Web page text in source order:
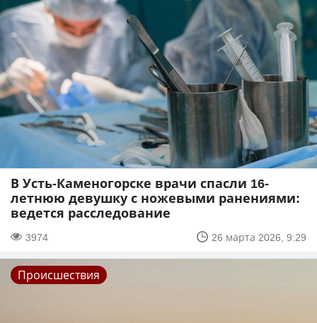
В Усть-Каменогорске врачи спасли 16-
летнюю девушку с ножевыми ранениями:
ведется расследование
3974 26 марта 2026, 9:29
Происшествия